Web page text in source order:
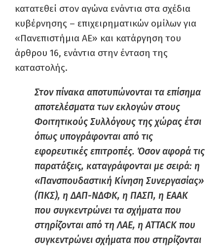
κατατεθεί στον αγώνα ενάντια στα σχέδια
κυβέρνησης – επιχειρηματικών ομίλων για
«Πανεπιστήμια ΑΕ» και κατάργηση του
άρθρου 16, ενάντια στην ένταση της
καταστολής.
Στον πίνακα αποτυπώνονται τα επίσημα
αποτελέσματα των εκλογών στους
Φοιτητικούς Συλλόγους της χώρας έτσι
όπως υπογράφονται από τις
εφορευτικές επιτροπές. Όσον αφορά τις
παρατάξεις, καταγράφονται με σειρά: η
«Πανσπουδαστική Κίνηση Συνεργασίας»
(ΠΚΣ), η ΔΑΠ-ΝΔΦΚ, η ΠΑΣΠ, η ΕΑΑΚ
που συγκεντρώνει τα σχήματα που
στηρίζονται από τη ΛΑΕ, η ATTACK που
συγκεντρώνει σχήματα που στηρίζονται